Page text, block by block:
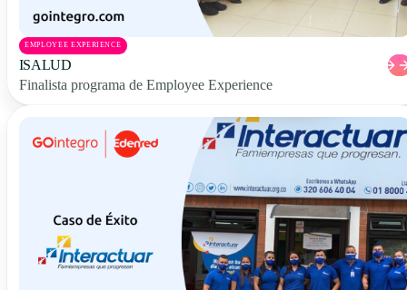
EMPLOYEE EXPERIENCE
ISALUD
Finalista programa de Employee Experience